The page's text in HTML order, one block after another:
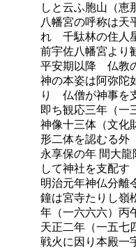
しと云ふ胞山（恵
八幡宮の呼称は天
れ 千駄林の住人
前宇佐八幡宮より
平安期以降 仏教
神の本姿は阿弥陀
り 仏僧が神事を
即ち観応三年（
神像十三体（文
形二体を認むる
永享保の年 間大
して神社を支配す
明治元年神仏分
鐘は宮寺たりし
年（一六六六）丙
天正二年（一五七
戦火に因り本殿